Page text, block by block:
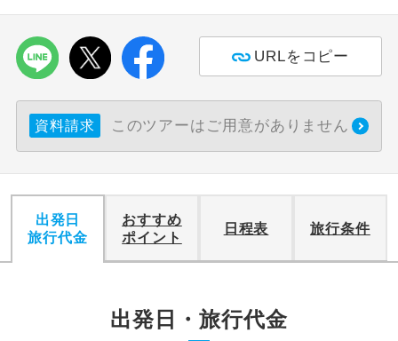
URLをコピー
資料請求 このツアーはご用意がありません
出発日
旅行代金
おすすめ
ポイント
日程表 旅行条件
出発日・旅行代金
年齢制限あり
航空会社指定
利用航空会社が指定なので、ご出発の計
画にとても便利です。
ホテル指定
ご紹介するホテルを指定したコースで
ス2席利用
す。